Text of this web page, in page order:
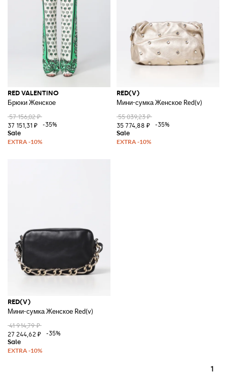
RED VALENTINO
Брюки Женское
57 156,02 ₽
37 151,31 ₽
-35%
RED(V)
Мини-сумка Женское Red(v)
55 039,23 ₽
35 774,88 ₽
-35%
RED(V)
Мини-сумка Женское Red(v)
41 914,79 ₽
27 244,62 ₽
-35%
1